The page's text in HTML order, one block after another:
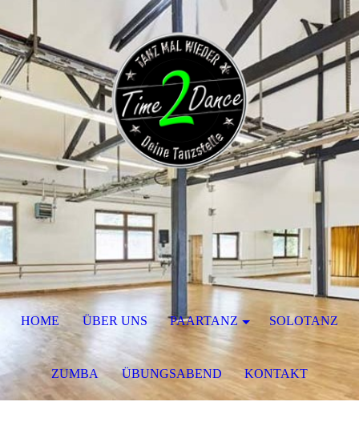
HOME ÜBER UNS PAARTANZ SOLOTANZ
ZUMBA ÜBUNGSABEND KONTAKT